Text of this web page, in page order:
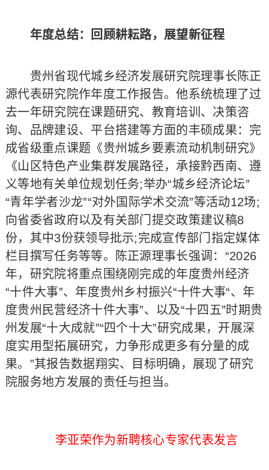
年度总结：回顾耕耘路，展望新征程
贵州省现代城乡经济发展研究院理事长陈正
源代表研究院作年度工作报告。他系统梳理了过
去一年研究院在课题研究、教育培训、决策咨
询、品牌建设、平台搭建等方面的丰硕成果：完
成省级重点课题《贵州城乡要素流动机制研究》
《山区特色产业集群发展路径，承接黔西南、遵
义等地有关单位规划任务;举办“城乡经济论坛”
“青年学者沙龙”“对外国际学术交流”等活动12场;
向省委省政府以及有关部门提交政策建议稿8
份，其中3份获领导批示;完成宣传部门指定媒体
栏目撰写任务等等。陈正源理事长强调：“2026
年，研究院将重点围绕刚完成的年度贵州经济
“十件大事”、年度贵州乡村振兴“十件大事“、年
度贵州民营经济十件大事”、以及“十四五”时期贵
州发展“十大成就”“四个十大”研究成果，开展深
度实用型拓展研究，力争形成更多有分量的成
果。”其报告数据翔实、目标明确，展现了研究
院服务地方发展的责任与担当。
李亚荣作为新聘核心专家代表发言